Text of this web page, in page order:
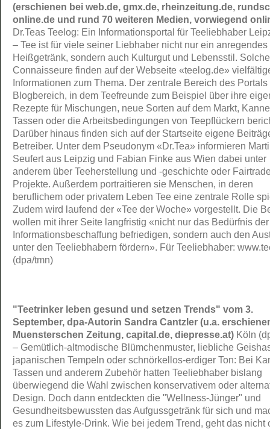
(erschienen bei web.de, gmx.de, rheinzeitung.de,
online.de und rund 70 weiteren Medien, vorwiegend
Dr.Teas Teelog: Ein Informationsportal für Teeliebhaber
– Tee ist für viele seiner Liebhaber nicht nur ein anregendes
Heißgetränk, sondern auch Kulturgut und Lebensstil.
Connaisseure finden auf der Webseite «teelog.de»
Informationen zum Thema. Der zentrale Bereich des Portals
Blogbereich, in dem Teefreunde zum Beispiel über ihre
Rezepte für Mischungen, neue Sorten auf dem Markt,
Tassen oder die Arbeitsbedingungen von Teepflückern
Darüber hinaus finden sich auf der Startseite eigene
Betreiber. Unter dem Pseudonym «Dr.Tea» informieren
Seufert aus Leipzig und Fabian Finke aus Wien dabei unter
anderem über Teeherstellung und -geschichte oder
Projekte. Außerdem portraitieren sie Menschen, in deren
beruflichem oder privatem Leben Tee eine zentrale Rolle
Zudem wird laufend der «Tee der Woche» vorgestellt. Die
wollen mit ihrer Seite langfristig «nicht nur das Bedürfnis der
Informationsbeschaffung befriedigen, sondern auch den
unter den Teeliebhabern fördern». Für Teeliebhaber:
(dpa/tmn)
"Teetrinker leben gesund und setzen Trends" vom 3.
September, dpa-Autorin Sandra Cantzler (u.a.
Muensterschen Zeitung, capital.de, diepresse.at) Köln
– Gemütlich-altmodische Blümchenmuster, liebliche
japanischen Tempeln oder schnörkellos-erdiger Ton: Bei
Tassen und anderem Zubehör hatten Teeliebhaber bislang
überwiegend die Wahl zwischen konservativem oder
Design. Doch dann entdeckten die "Wellness-Jünger" und
Gesundheitsbewussten das Aufgussgetränk für sich und
es zum Lifestyle-Drink. Wie bei jedem Trend, geht das nicht